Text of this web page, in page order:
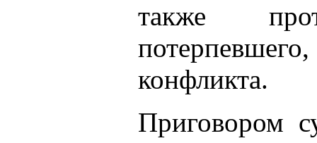
также
конфликта.
Приговором